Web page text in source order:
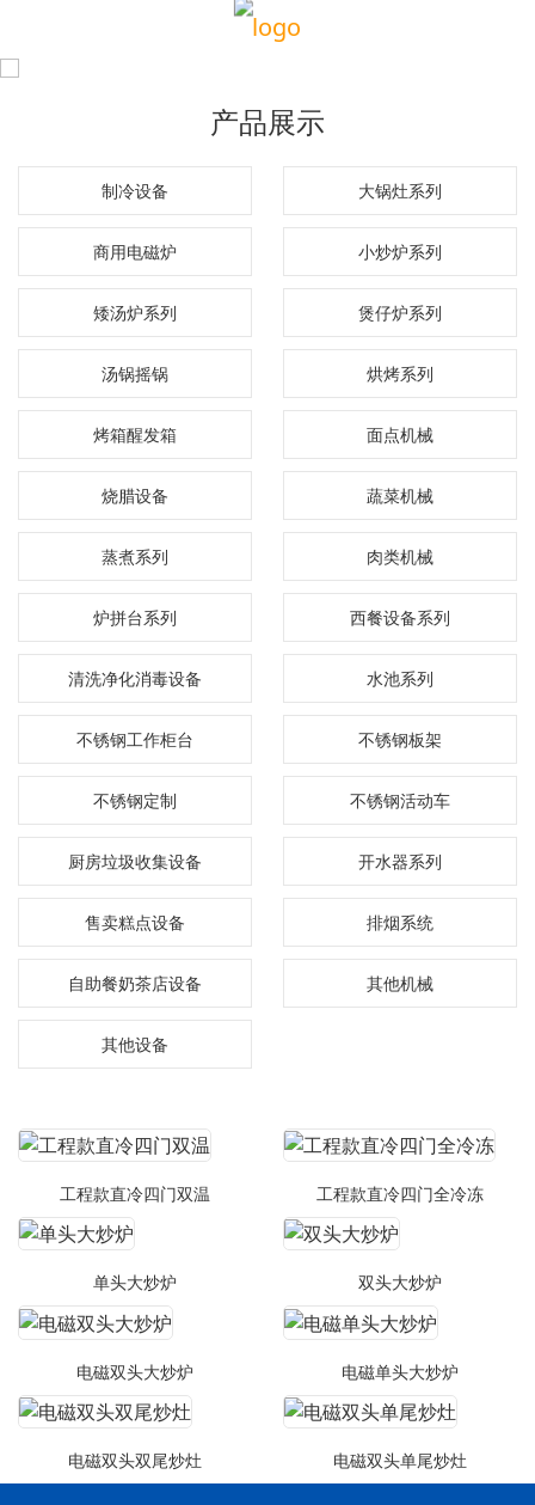
产品展示
制冷设备 大锅灶系列
商用电磁炉 小炒炉系列
矮汤炉系列 煲仔炉系列
汤锅摇锅 烘烤系列
烤箱醒发箱 面点机械
烧腊设备 蔬菜机械
蒸煮系列 肉类机械
炉拼台系列 西餐设备系列
清洗净化消毒设备 水池系列
不锈钢工作柜台 不锈钢板架
不锈钢定制 不锈钢活动车
厨房垃圾收集设备 开水器系列
售卖糕点设备 排烟系统
自助餐奶茶店设备 其他机械
其他设备
工程款直冷四门双温 工程款直冷四门全冷冻
单头大炒炉 双头大炒炉
电磁双头大炒炉 电磁单头大炒炉
电磁双头双尾炒灶 电磁双头单尾炒灶